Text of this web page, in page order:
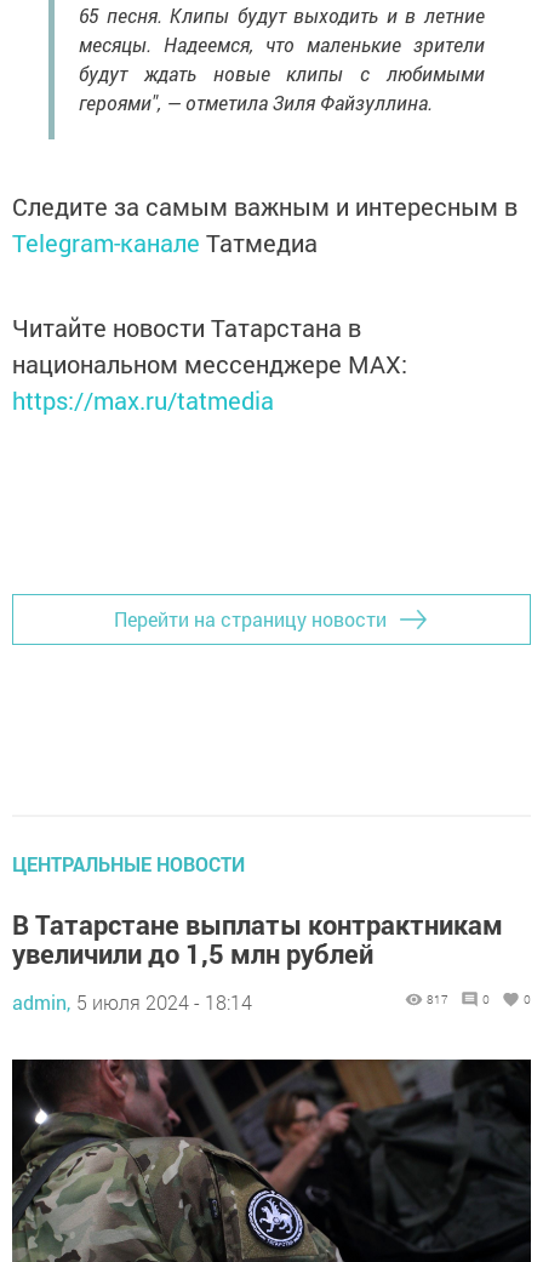
65 песня. Клипы будут выходить и в летние
месяцы. Надеемся, что маленькие зрители
будут ждать новые клипы с любимыми
героями", — отметила Зиля Файзуллина.
Следите за самым важным и интересным в
Telegram-канале Татмедиа
Читайте новости Татарстана в
национальном мессенджере MАХ:
https://max.ru/tatmedia
Перейти на страницу новости
ЦЕНТРАЛЬНЫЕ НОВОСТИ
В Татарстане выплаты контрактникам
увеличили до 1,5 млн рублей
admin, 5 июля 2024 - 18:14 817 0 0